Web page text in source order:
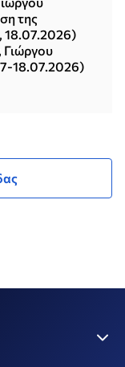
της
18.07.2026)
18.07.2026)